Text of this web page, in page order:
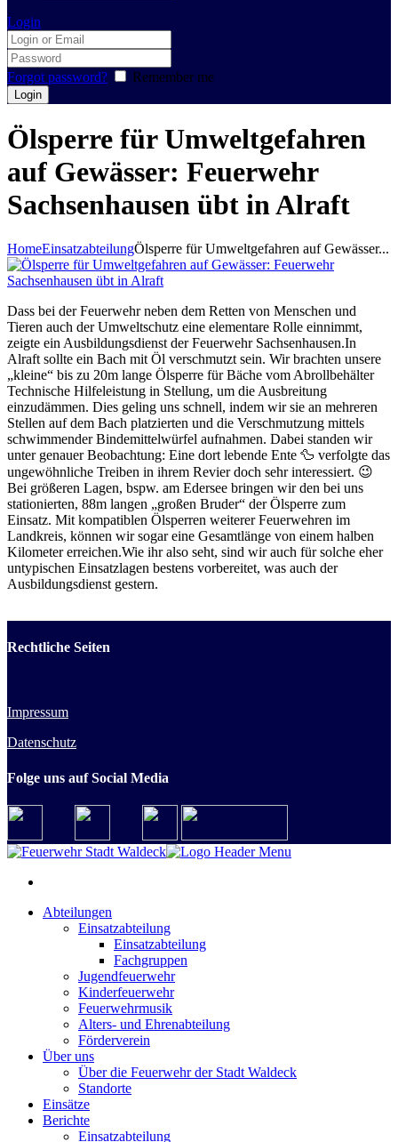
Login
Forgot password? Remember me
Ölsperre für Umweltgefahren
auf Gewässer: Feuerwehr
Sachsenhausen übt in Alraft
HomeEinsatzabteilungÖlsperre für Umweltgefahren auf Gewässer...
Dass bei der Feuerwehr neben dem Retten von Menschen und
Tieren auch der Umweltschutz eine elementare Rolle einnimmt,
zeigte ein Ausbildungsdienst der Feuerwehr Sachsenhausen.In
Alraft sollte ein Bach mit Öl verschmutzt sein. Wir brachten unsere
„kleine“ bis zu 20m lange Ölsperre für Bäche vom Abrollbehälter
Technische Hilfeleistung in Stellung, um die Ausbreitung
einzudämmen. Dies geling uns schnell, indem wir sie an mehreren
Stellen auf dem Bach platzierten und die Verschmutzung mittels
schwimmender Bindemittelwürfel aufnahmen. Dabei standen wir
unter genauer Beobachtung: Eine dort lebende Ente 🦆 verfolgte das
ungewöhnliche Treiben in ihrem Revier doch sehr interessiert. 😉
Bei größeren Lagen, bspw. am Edersee bringen wir den bei uns
stationierten, 88m langen „großen Bruder“ der Ölsperre zum
Einsatz. Mit kompatiblen Ölsperren weiterer Feuerwehren im
Landkreis, können wir sogar eine Gesamtlänge von einem halben
Kilometer erreichen.Wie ihr also seht, sind wir auch für solche eher
untypischen Einsatzlagen bestens vorbereitet, was auch der
Ausbildungsdienst gestern.
Rechtliche Seiten
Impressum
Datenschutz
Folge uns auf Social Media
Abteilungen
Einsatzabteilung
Einsatzabteilung
Fachgruppen
Jugendfeuerwehr
Kinderfeuerwehr
Feuerwehrmusik
Alters- und Ehrenabteilung
Förderverein
Über uns
Über die Feuerwehr der Stadt Waldeck
Standorte
Einsätze
Berichte
Einsatzabteilung